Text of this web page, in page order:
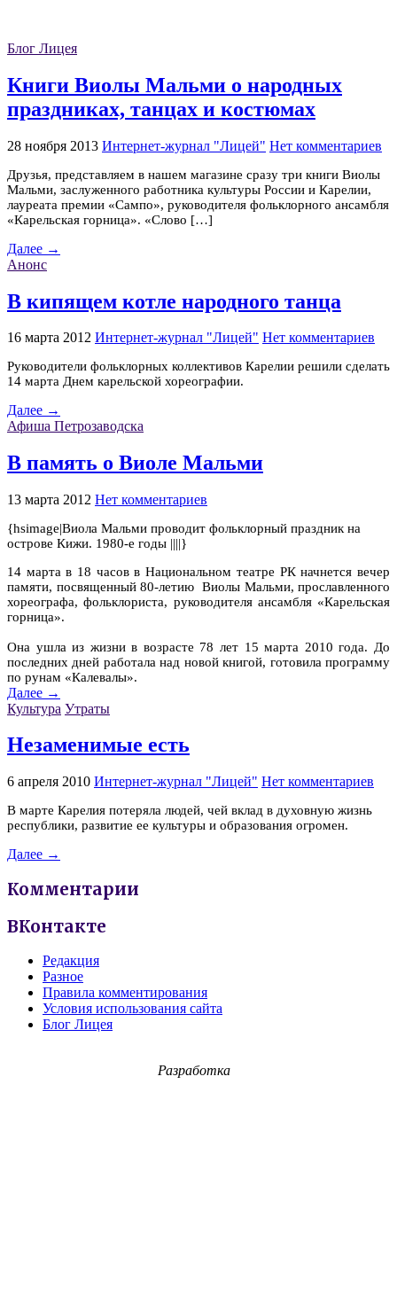
Блог Лицея
Книги Виолы Мальми о народных
праздниках, танцах и костюмах
28 ноября 2013 Интернет-журнал "Лицей" Нет комментариев
Друзья, представляем в нашем магазине сразу три книги Виолы
Мальми, заслуженного работника культуры России и Карелии,
лауреата премии «Сампо», руководителя фольклорного ансамбля
«Карельская горница». «Слово […]
Далее →
Анонс
В кипящем котле народного танца
16 марта 2012 Интернет-журнал "Лицей" Нет комментариев
Руководители фольклорных коллективов Карелии решили сделать
14 марта Днем карельской хореографии.
Далее →
Афиша Петрозаводска
В память о Виоле Мальми
13 марта 2012 Нет комментариев
{hsimage|Виола Мальми проводит фольклорный праздник на
острове Кижи. 1980-е годы ||||}
14 марта в 18 часов в Национальном театре РК начнется вечер
памяти, посвященный 80-летию Виолы Мальми, прославленного
хореографа, фольклориста, руководителя ансамбля «Карельская
горница».
Она ушла из жизни в возрасте 78 лет 15 марта 2010 года. До
последних дней работала над новой книгой, готовила программу
по рунам «Калевалы».
Далее →
Культура Утраты
Незаменимые есть
6 апреля 2010 Интернет-журнал "Лицей" Нет комментариев
В марте Карелия потеряла людей, чей вклад в духовную жизнь
республики, развитие ее культуры и образования огромен.
Далее →
Комментарии
ВКонтакте
Редакция
Разное
Правила комментирования
Условия использования сайта
Блог Лицея
Разработка